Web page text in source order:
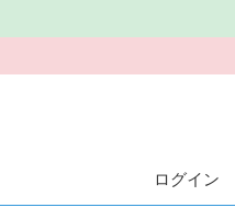
ログイン